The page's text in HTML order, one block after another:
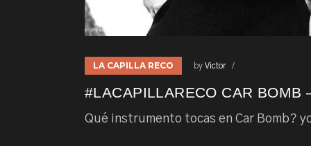
LA CAPILLA RECO by Victor
#LACAPILLARECO CAR BOMB
Qué instrumento tocas en Car Bomb?